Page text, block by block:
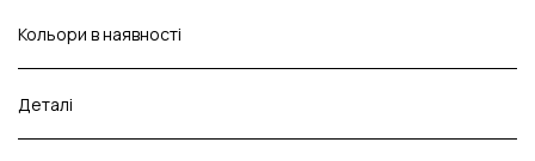
Кольори в наявності
Деталі